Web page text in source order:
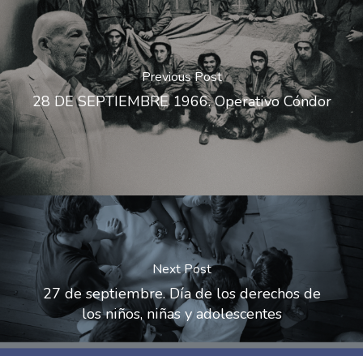
Previous Post
28 DE SEPTIEMBRE 1966. Operativo Cóndor
Next Post
27 de septiembre. Día de los derechos de
los niños, niñas y adolescentes